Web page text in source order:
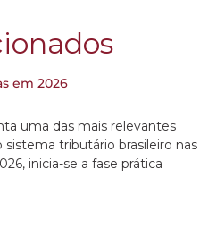
em 2026
uma das mais relevantes
tributário brasileiro nas
inicia-se a fase prática